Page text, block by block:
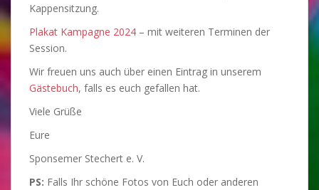
Kappensitzung.
Plakat Kampagne 2024 – mit weiteren Terminen der
Session.
Wir freuen uns auch über einen Eintrag in unserem
Gästebuch, falls es euch gefallen hat.
Viele Grüße
Eure
Sponsemer Stechert e. V.
PS: Falls Ihr schöne Fotos von Euch oder anderen